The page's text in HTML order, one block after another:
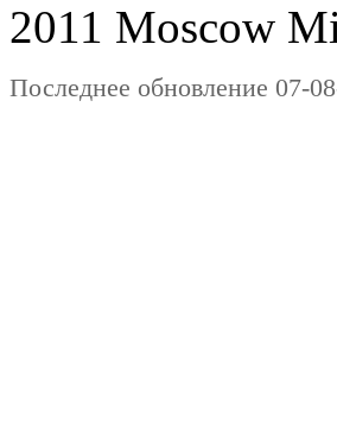
2011 Moscow
Последнее обновление 07-